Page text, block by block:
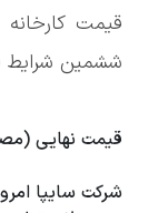
قیمت
ششمین
قیمت نهایی
شرکت سایپا